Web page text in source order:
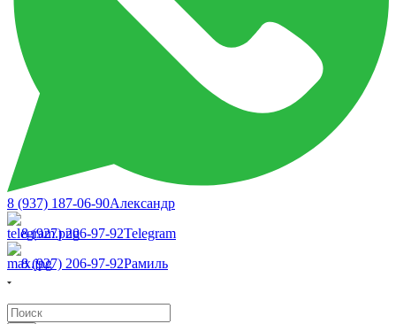
8 (937) 187-06-90Александр
8 (927) 206-97-92Telegram
8 (927) 206-97-92Рамиль